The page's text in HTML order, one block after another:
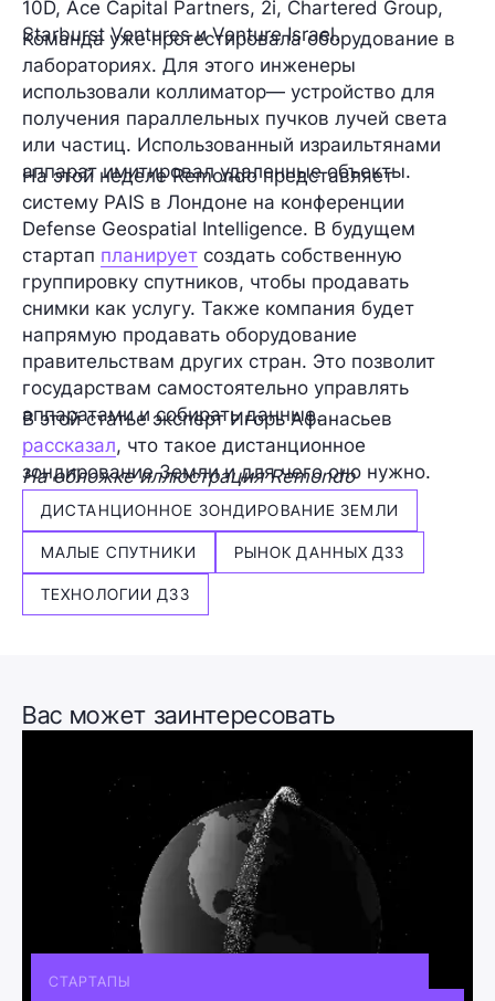
10D, Ace Capital Partners, 2i, Chartered Group,
Starburst Ventures и Venture Israel.
Команда уже протестировала оборудование в
лабораториях. Для этого инженеры
использовали коллиматор— устройство для
получения параллельных пучков лучей света
или частиц. Использованный израильтянами
аппарат имитировал удаленные объекты.
На этой неделе Remondo представляет
систему PAIS в Лондоне на конференции
Defense Geospatial Intelligence. В будущем
стартап планирует создать собственную
группировку спутников, чтобы продавать
снимки как услугу. Также компания будет
напрямую продавать оборудование
правительствам других стран. Это позволит
государствам самостоятельно управлять
аппаратами и собирать данные.
В этой статье эксперт Игорь Афанасьев
рассказал, что такое дистанционное
зондирование Земли и для чего оно нужно.
На обложке иллюстрация Remondo
ДИСТАНЦИОННОЕ ЗОНДИРОВАНИЕ ЗЕМЛИ
МАЛЫЕ СПУТНИКИ РЫНОК ДАННЫХ ДЗЗ
ТЕХНОЛОГИИ ДЗЗ
Вас может заинтересовать
СТАРТАПЫ